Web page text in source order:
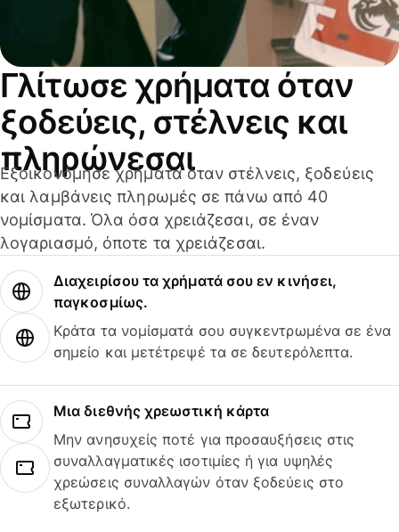
Γλίτωσε χρήματα όταν
ξοδεύεις, στέλνεις και
πληρώνεσαι
Εξοικονόμησε χρήματα όταν στέλνεις, ξοδεύεις
και λαμβάνεις πληρωμές σε πάνω από 40
νομίσματα. Όλα όσα χρειάζεσαι, σε έναν
λογαριασμό, όποτε τα χρειάζεσαι.
Διαχειρίσου τα χρήματά σου εν κινήσει,
παγκοσμίως.
Κράτα τα νομίσματά σου συγκεντρωμένα σε ένα
σημείο και μετέτρεψέ τα σε δευτερόλεπτα.
Μια διεθνής χρεωστική κάρτα
Μην ανησυχείς ποτέ για προσαυξήσεις στις
συναλλαγματικές ισοτιμίες ή για υψηλές
χρεώσεις συναλλαγών όταν ξοδεύεις στο
εξωτερικό.